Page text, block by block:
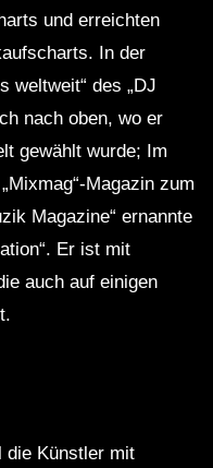
und erreichten
In der
weltweit“ des „DJ
nach oben, wo er
gewählt wurde; Im
Magazin zum
Magazine“ ernannte
Er ist mit
auch auf einigen
die Künstler mit